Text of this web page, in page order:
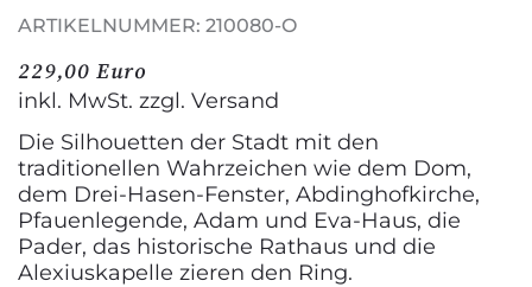
ARTIKELNUMMER: 210080-O
229,00 Euro
inkl. MwSt. zzgl. Versand
Die Silhouetten der Stadt mit den
traditionellen Wahrzeichen wie dem Dom,
dem Drei-Hasen-Fenster, Abdinghofkirche,
Pfauenlegende, Adam und Eva-Haus, die
Pader, das historische Rathaus und die
Alexiuskapelle zieren den Ring.